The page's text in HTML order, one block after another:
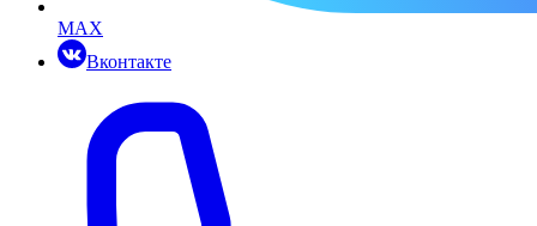
MAX
Вконтакте